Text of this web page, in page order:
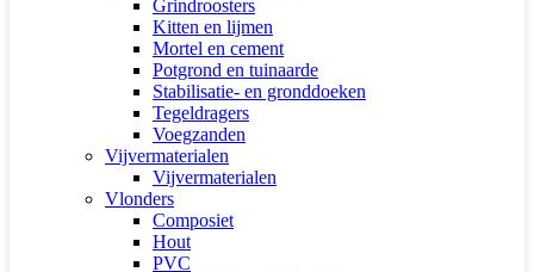
Grindroosters
Kitten en lijmen
Mortel en cement
Potgrond en tuinaarde
Stabilisatie- en gronddoeken
Tegeldragers
Voegzanden
Vijvermaterialen
Vijvermaterialen
Vlonders
Composiet
Hout
PVC